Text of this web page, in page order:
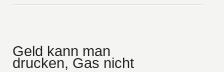
Geld kann man
drucken, Gas nicht